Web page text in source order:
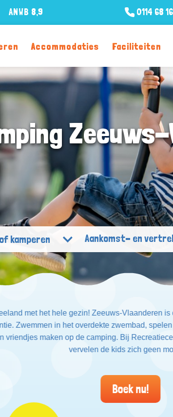
ANWB 8,9 0114 68
Accommodaties Faciliteiten
met het hele gezin! Zeeuws-Vlaanderen
Zwemmen in het overdekte zwembad,
vriendjes maken op de camping. Bij
vervelen de kids zich geen
Boek nu!